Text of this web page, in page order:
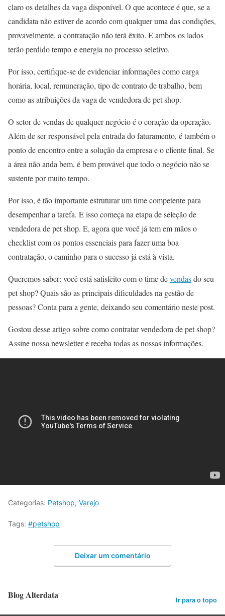
claro os detalhes da vaga disponível. O que acontece é que, se a
candidata não estiver de acordo com qualquer uma das condições,
provavelmente, a contratação não terá êxito. E ambos os lados
terão perdido tempo e energia no processo seletivo.
Por isso, certifique-se de evidenciar informações como carga
horária, local, remuneração, tipo de contrato de trabalho, bem
como as atribuições da vaga de vendedora de pet shop.
O setor de vendas de qualquer negócio é o coração da operação.
Além de ser responsável pela entrada do faturamento, é também o
ponto de encontro entre a solução da empresa e o cliente final. Se
a área não anda bem, é bem provável que todo o negócio não se
sustente por muito tempo.
Por isso, é tão importante estruturar um time competente para
desempenhar a tarefa. E isso começa na etapa de seleção de
vendedora de pet shop. E, agora que você já tem em mãos o
checklist com os pontos essenciais para fazer uma boa
contratação, o caminho para o sucesso já está à vista.
Queremos saber: você está satisfeito com o time devendasdo seu
pet shop? Quais são as principais dificuldades na gestão de
pessoas? Conta para a gente, deixando seu comentário neste post.
Gostou desse artigo sobre como contratar vendedora de pet shop?
Assine nossa newsletter e receba todas as nossas informações.
Categorias: Petshop, Varejo
Tags: #petshop
Deixar um comentário
Blog Alterdata Ir para o topo